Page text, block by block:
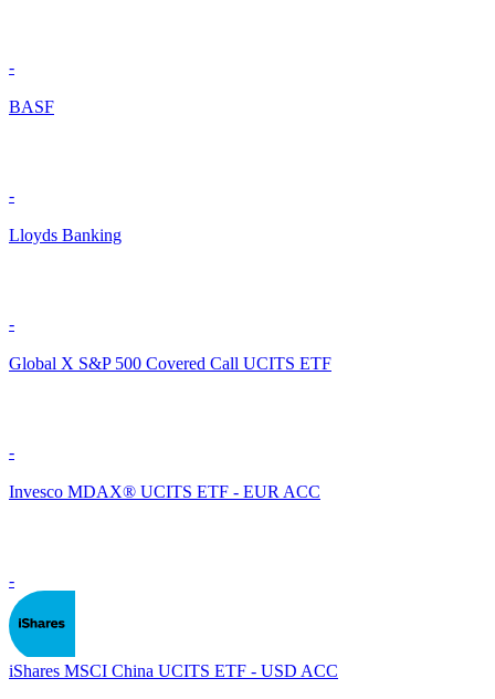
-
BASF
-
Lloyds Banking
-
Global X S&P 500 Covered Call UCITS ETF
-
Invesco MDAX® UCITS ETF - EUR ACC
-
iShares MSCI China UCITS ETF - USD ACC